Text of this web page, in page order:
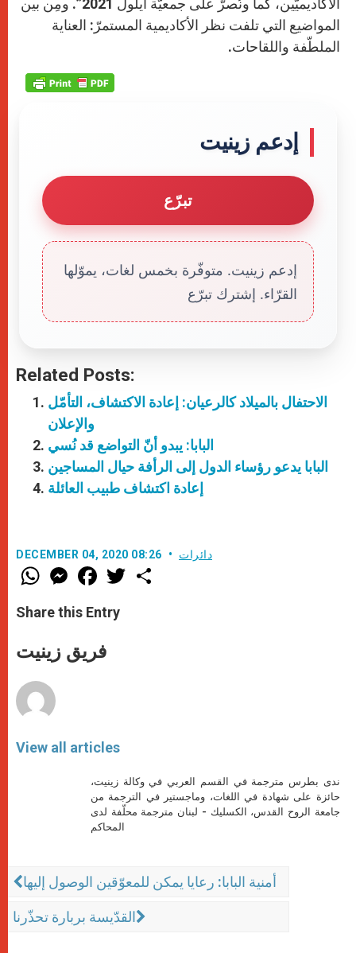
الأكاديميّين، كما ونُصرّ على جمعيّة أيلول 2021”. ومِن بين
المواضيع التي تلفت نظر الأكاديمية المستمرّ: العناية
الملطّفة واللقاحات.
إدعم زينيت
تبرّع
إدعم زينيت. متوفّرة بخمس لغات، يموّلها
القرّاء. إشترك تبرّع
Related Posts:
الاحتفال بالميلاد كالرعيان: إعادة الاكتشاف، التأمّل
والإعلان
البابا: يبدو أنّ التواضع قد نُسي
البابا يدعو رؤساء الدول إلى الرأفة حيال المساجين
إعادة اكتشاف طبيب العائلة
DECEMBER 04, 2020 08:26 دائرات
W
h
t
s
p
p
M
e
s
e
g
e
F
a
e
b
o
k
T
w
Share this Entry
فريق زينيت
View all articles
ندى بطرس مترجمة في القسم العربي في وكالة زينيت،
حائزة على شهادة في اللغات، وماجستير في الترجمة من
جامعة الروح القدس، الكسليك - لبنان مترجمة محلّفة لدى
المحاكم
أمنية البابا: رعايا يمكن للمعوّقين الوصول إليها
القدّيسة بربارة تحذّرنا